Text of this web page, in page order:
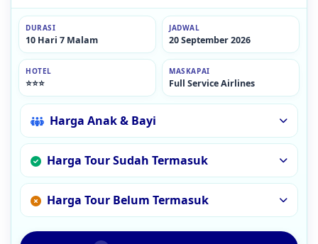
DURASI
10 Hari 7 Malam
JADWAL
20 September 2026
HOTEL
⭐⭐⭐
MASKAPAI
Full Service Airlines
Harga Anak & Bayi
Harga Tour Sudah Termasuk
Harga Tour Belum Termasuk